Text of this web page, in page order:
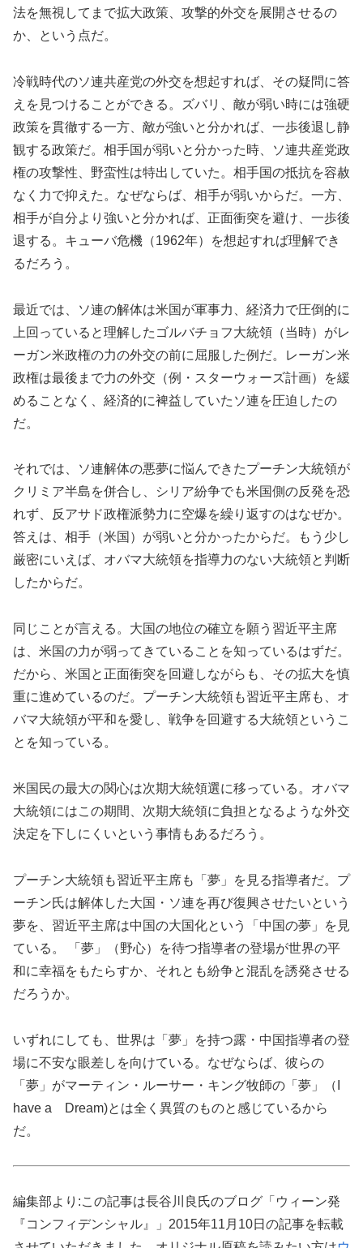
法を無視してまで拡大政策、攻撃的外交を展開させるの
か、という点だ。
冷戦時代のソ連共産党の外交を想起すれば、その疑問に答
えを見つけることができる。ズバリ、敵が弱い時には強硬
政策を貫徹する一方、敵が強いと分かれば、一歩後退し静
観する政策だ。相手国が弱いと分かった時、ソ連共産党政
権の攻撃性、野蛮性は特出していた。相手国の抵抗を容赦
なく力で抑えた。なぜならば、相手が弱いからだ。一方、
相手が自分より強いと分かれば、正面衝突を避け、一歩後
退する。キューバ危機（1962年）を想起すれば理解でき
るだろう。
最近では、ソ連の解体は米国が軍事力、経済力で圧倒的に
上回っていると理解したゴルバチョフ大統領（当時）がレ
ーガン米政権の力の外交の前に屈服した例だ。レーガン米
政権は最後まで力の外交（例・スターウォーズ計画）を緩
めることなく、経済的に裨益していたソ連を圧迫したの
だ。
それでは、ソ連解体の悪夢に悩んできたプーチン大統領が
クリミア半島を併合し、シリア紛争でも米国側の反発を恐
れず、反アサド政権派勢力に空爆を繰り返すのはなぜか。
答えは、相手（米国）が弱いと分かったからだ。もう少し
厳密にいえば、オバマ大統領を指導力のない大統領と判断
したからだ。
同じことが言える。大国の地位の確立を願う習近平主席
は、米国の力が弱ってきていることを知っているはずだ。
だから、米国と正面衝突を回避しながらも、その拡大を慎
重に進めているのだ。プーチン大統領も習近平主席も、オ
バマ大統領が平和を愛し、戦争を回避する大統領というこ
とを知っている。
米国民の最大の関心は次期大統領選に移っている。オバマ
大統領にはこの期間、次期大統領に負担となるような外交
決定を下しにくいという事情もあるだろう。
プーチン大統領も習近平主席も「夢」を見る指導者だ。プ
ーチン氏は解体した大国・ソ連を再び復興させたいという
夢を、習近平主席は中国の大国化という「中国の夢」を見
ている。 「夢」（野心）を待つ指導者の登場が世界の平
和に幸福をもたらすか、それとも紛争と混乱を誘発させる
だろうか。
いずれにしても、世界は「夢」を持つ露・中国指導者の登
場に不安な眼差しを向けている。なぜならば、彼らの
「夢」がマーティン・ルーサー・キング牧師の「夢」（I
have a Dream)とは全く異質のものと感じているから
だ。
編集部より:この記事は長谷川良氏のブログ「ウィーン発
『コンフィデンシャル』」2015年11月10日の記事を転載